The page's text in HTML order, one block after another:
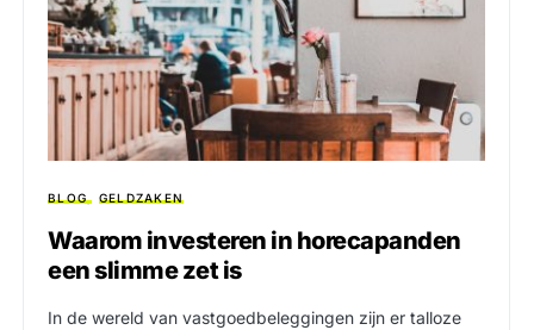
BLOG GELDZAKEN
Waarom investeren in horecapanden
een slimme zet is
In de wereld van vastgoedbeleggingen zijn er talloze